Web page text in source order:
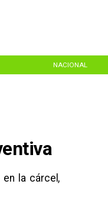
NACIONAL
en la cárcel,